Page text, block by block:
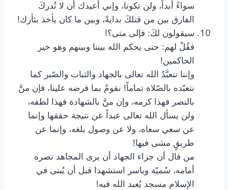
سواءً أبداً، ولن تكونا، وإني أُعيذك أن لا تُدركَ
الفارق بين من قتلكَ بدايةً، وبين ما كان يأخذ بثأرك!
سيقولون لكَ: فإلى متى؟!
فقُلْ لهم: حتى يحكم الله بيننا وبينهم وهو خير
الحاكمين!
وإننا نتعبَّدُ الله تعالى بالجهاد والثبات والصّبر كما
نتعبّده بالصّلاة تماماً! نقومُ بما فرضه علينا، فإن منَّ
بالنصر فهذا كرمه، وإن منَّ بالشهادة فهذا لطفه،
ولن يسأل الله تعالى عبداً عن نتيجة حققها وإنما
عن سعي سعاه، ولا عن وصول بلغه، وإنما عن
طريقٍ مشى فيها!
من قال أن جزاء الجهاد أن يرى المجاهد نصره
أمامه، سُميّة وياسر استشهدا قبل أن يُبنى في
الإسلام مسجد يُعبد الله فيه!